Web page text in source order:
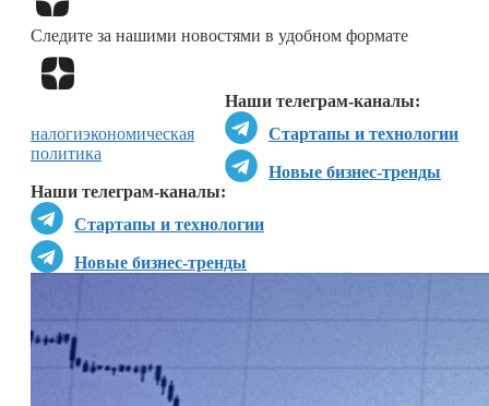
Следите за нашими новостями в удобном формате
Наши телеграм-каналы:
Стартапы и технологии
Новые бизнес-тренды
Наши телеграм-каналы:
Стартапы и технологии
Новые бизнес-тренды
налогиэкономическая
политика